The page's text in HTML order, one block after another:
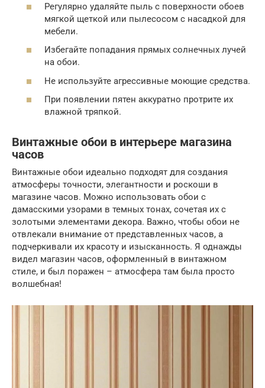
Регулярно удаляйте пыль с поверхности обоев
мягкой щеткой или пылесосом с насадкой для
мебели.
Избегайте попадания прямых солнечных лучей
на обои.
Не используйте агрессивные моющие средства.
При появлении пятен аккуратно протрите их
влажной тряпкой.
Винтажные обои в интерьере магазина
часов
Винтажные обои идеально подходят для создания
атмосферы точности, элегантности и роскоши в
магазине часов. Можно использовать обои с
дамасскими узорами в темных тонах, сочетая их с
золотыми элементами декора. Важно, чтобы обои не
отвлекали внимание от представленных часов, а
подчеркивали их красоту и изысканность. Я однажды
видел магазин часов, оформленный в винтажном
стиле, и был поражен – атмосфера там была просто
волшебная!